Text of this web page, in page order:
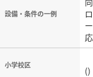
設備・条件の一例
小学校区 ()